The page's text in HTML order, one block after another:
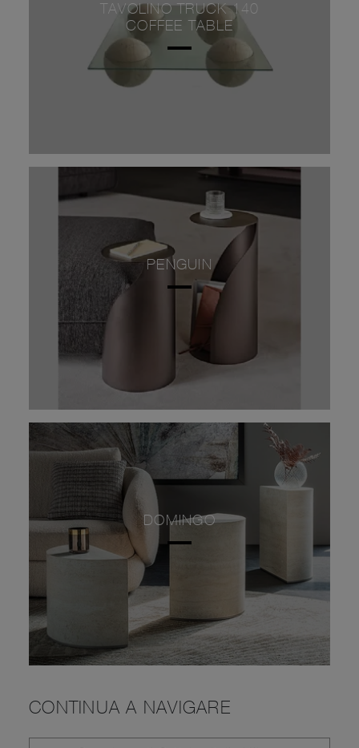
TAVOLINO TRUCK 140
COFFEE TABLE
PENGUIN
DOMINGO
CONTINUA A NAVIGARE